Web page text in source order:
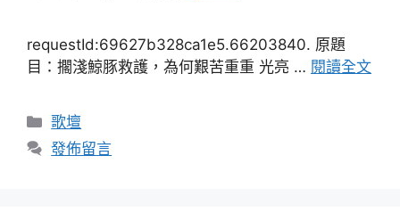
requestId:69627b328ca1e5.66203840. 原題
目：擱淺鯨豚救護，為何艱苦重重 光亮 … 閱讀全文
分
類
歌壇
發佈留言